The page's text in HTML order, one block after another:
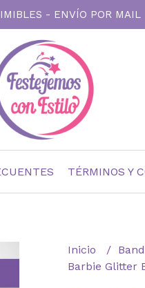
- ENVÍO POR MAIL
TÉRMINOS Y
Inicio
Barbie Glitter